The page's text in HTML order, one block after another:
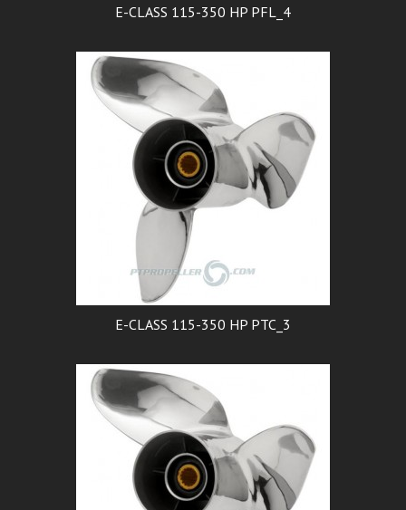
E-CLASS 115-350 HP PFL_4
E-CLASS 115-350 HP PTC_3